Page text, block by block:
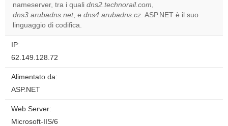
own this
website?
nameserver, tra i quali dns2.technorail.com,
dns3.arubadns.net, e dns4.arubadns.cz. ASP.NET è il suo
linguaggio di codifica.
IP:
62.149.128.72
Alimentato da:
ASP.NET
Web Server:
Microsoft-IIS/6